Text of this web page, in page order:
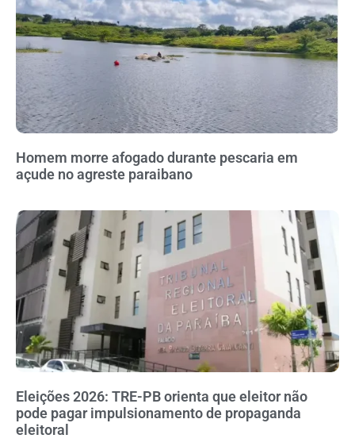
Homem morre afogado durante pescaria em
açude no agreste paraibano
Eleições 2026: TRE-PB orienta que eleitor não
pode pagar impulsionamento de propaganda
eleitoral